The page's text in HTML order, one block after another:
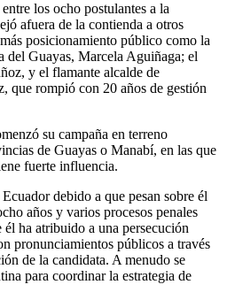
los ocho postulantes a la
afuera de la contienda a otros
posicionamiento público como la
del Guayas, Marcela Aguiñaga; el
y el flamante alcalde de
que rompió con 20 años de gestión
su campaña en terreno
de Guayas o Manabí, en las que
fuerte influencia.
debido a que pesan sobre él
años y varios procesos penales
ha atribuido a una persecución
pronunciamientos públicos a través
de la candidata. A menudo se
para coordinar la estrategia de